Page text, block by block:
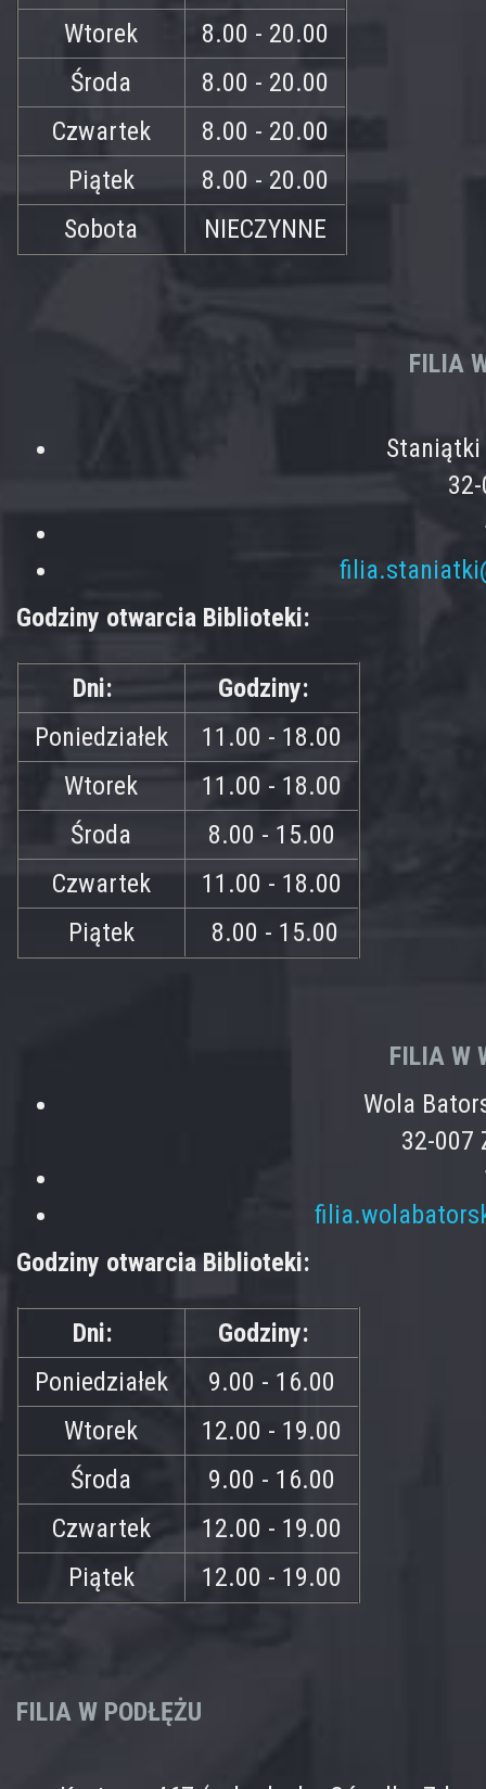
Wtorek
8.00 - 20.00
Środa
8.00 - 20.00
Czwartek
8.00 - 20.00
Piątek
8.00 - 20.00
Sobota
NIECZYNNE
FILIA
Godziny otwarcia Biblioteki:
Dni:
Godziny:
Poniedziałek
11.00 - 18.00
Wtorek
11.00 - 18.00
Środa
8.00 - 15.00
Czwartek
11.00 - 18.00
Piątek
8.00 - 15.00
FILIA W
Wola
32-007
Godziny otwarcia Biblioteki:
Dni:
Godziny:
Poniedziałek
9.00 - 16.00
Wtorek
12.00 - 19.00
Środa
9.00 - 16.00
Czwartek
12.00 - 19.00
Piątek
12.00 - 19.00
FILIA W PODŁĘŻU